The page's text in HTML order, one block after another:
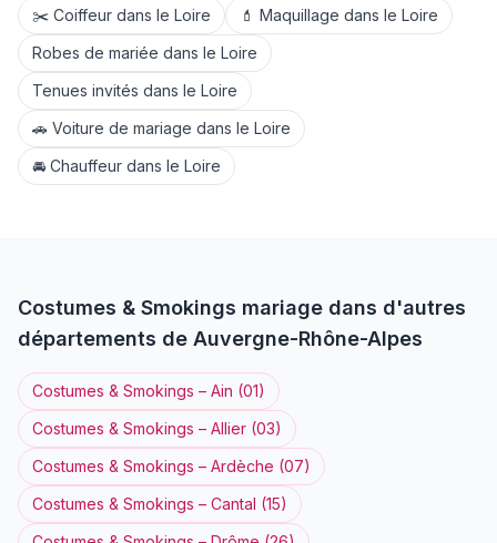
✂️ Coiffeur dans le Loire 💄 Maquillage dans le Loire
Robes de mariée dans le Loire
Tenues invités dans le Loire
🚗 Voiture de mariage dans le Loire
🚘 Chauffeur dans le Loire
Costumes & Smokings mariage dans d'autres
départements de Auvergne-Rhône-Alpes
Costumes & Smokings – Ain (01)
Costumes & Smokings – Allier (03)
Costumes & Smokings – Ardèche (07)
Costumes & Smokings – Cantal (15)